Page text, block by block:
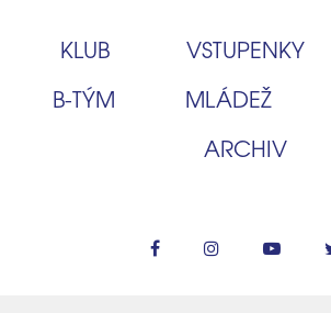
KLUB VSTUPENKY
B‑TÝM
MLÁDEŽ
ARCHIV